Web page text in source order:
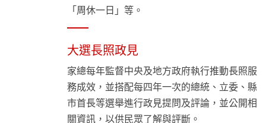
「周休一日」等。
大選長照政見
家總每年監督中央及地方政府執行推動長照服
務成效，並搭配每四年一次的總統、立委、縣
市首長等選舉進行政見提問及評論，並公開相
關資訊，以供民眾了解與評斷。